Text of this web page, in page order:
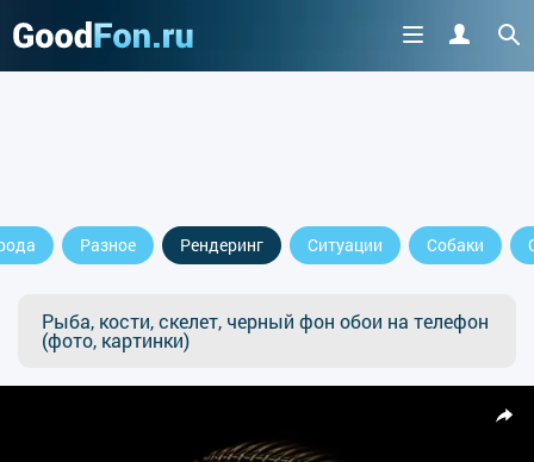
Разное Рендеринг Ситуации Собаки
Рыба, кости, скелет, черный фон обои на телефон
(фото, картинки)